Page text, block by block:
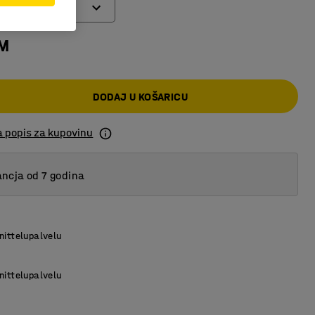
sa kočnicom
DODAJ U KOŠARICU
popis za kupovinu
od 7 godina